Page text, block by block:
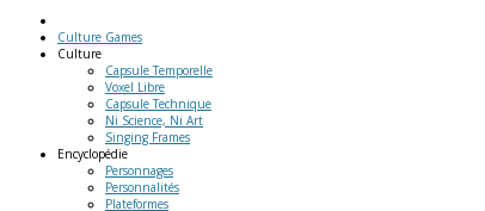
Culture Games
Culture
Capsule Temporelle
Voxel Libre
Capsule Technique
Ni Science, Ni Art
Singing Frames
Encyclopédie
Personnages
Personnalités
Plateformes